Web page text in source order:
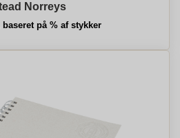
Norreys
baseret på % af stykker